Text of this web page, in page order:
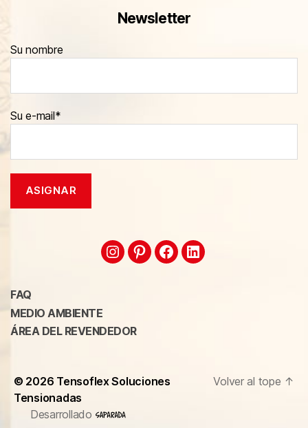
Newsletter
Su nombre
Su e-mail*
FAQ
MEDIO AMBIENTE
ÁREA DEL REVENDEDOR
© 2026 Tensoflex Soluciones
Tensionadas
Desarrollado
Volver al tope ↑